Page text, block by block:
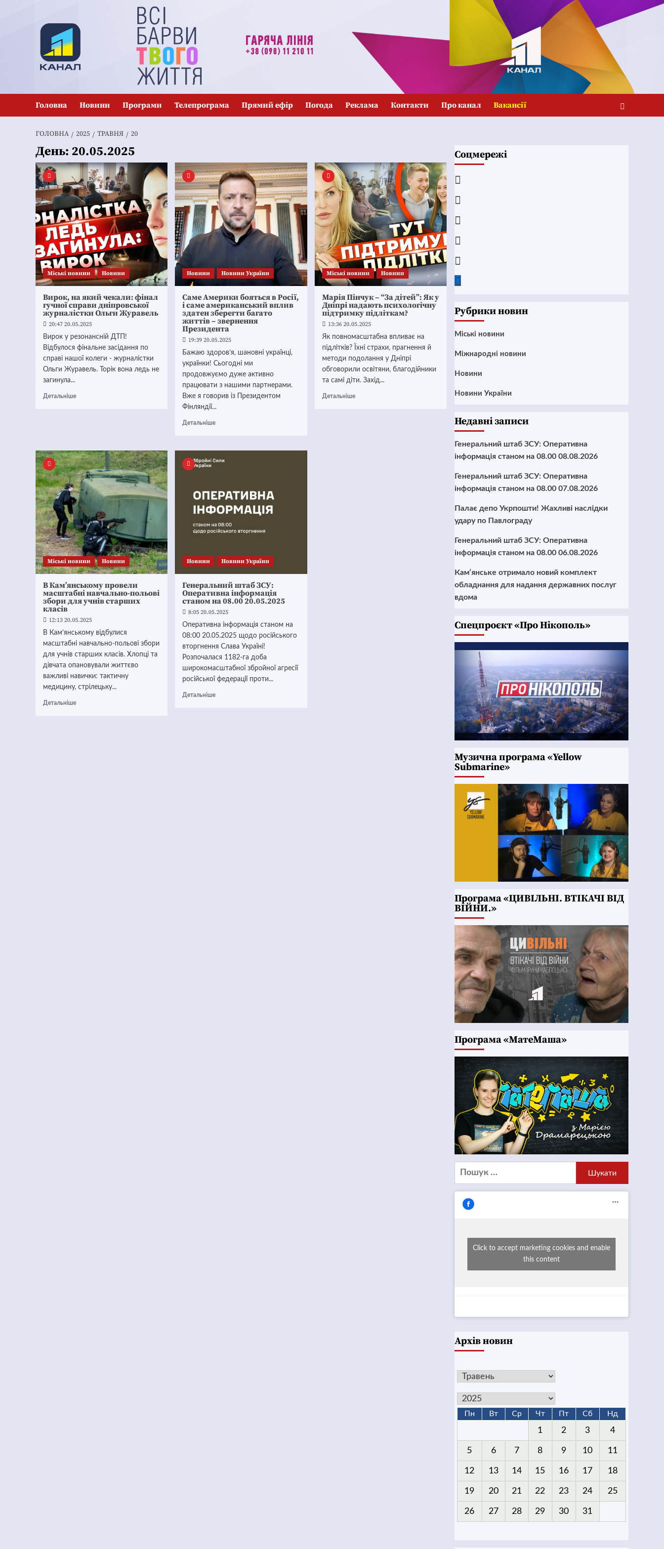
Головна Новини Програми Телепрограма Прямий ефір Погода Реклама Контакти Про канал Вакансії
ГОЛОВНА 2025 ТРАВНЯ 20
День: 20.05.2025
Mіські новини Новини
Вирок, на який чекали: фінал
гучної справи дніпровської
журналістки Ольги Журавель
20:47 20.05.2025
Вирок у резонансній ДТП!
Відбулося фінальне засідання по
справі нашої колеги - журналістки
Ольги Журавель. Торік вона ледь не
загинула...
Детальніше
Новини Новини України
Саме Америки бояться в Росії,
і саме американський вплив
здатен зберегти багато
життів – звернення
Президента
19:39 20.05.2025
Бажаю здоров’я, шановні українці,
українки! Сьогодні ми
продовжуємо дуже активно
працювати з нашими партнерами.
Вже я говорив із Президентом
Фінляндії...
Детальніше
Mіські новини Новини
Марія Пінчук – “За дітей”: Як у
Дніпрі надають психологічну
підтримку підліткам?
13:36 20.05.2025
Як повномасштабна впливає на
підлітків? Їхні страхи, прагнення й
методи подолання у Дніпрі
обговорили освітяни, благодійники
та самі діти. Захід...
Детальніше
Mіські новини Новини
В Кам’янському провели
масштабні навчально-польові
збори для учнів старших
класів
12:13 20.05.2025
В Кам’янському відбулися
масштабні навчально-польові збори
для учнів старших класів. Хлопці та
дівчата опановували життєво
важливі навички: тактичну
медицину, стрілецьку...
Детальніше
Новини Новини України
Генеральний штаб ЗСУ:
Оперативна інформація
станом на 08.00 20.05.2025
8:05 20.05.2025
Оперативна інформація станом на
08:00 20.05.2025 щодо російського
вторгнення Слава Україні!
Розпочалася 1182-га доба
широкомасштабної збройної агресії
російської федерації проти...
Детальніше
Соцмережі
Рубрики новин
Mіські новини
Міжнародні новини
Новини
Новини України
Недавні записи
Генеральний штаб ЗСУ: Оперативна
інформація станом на 08.00 08.08.2026
Генеральний штаб ЗСУ: Оперативна
інформація станом на 08.00 07.08.2026
Палає депо Укрпошти! Жахливі наслідки
удару по Павлограду
Генеральний штаб ЗСУ: Оперативна
інформація станом на 08.00 06.08.2026
Кам’янське отримало новий комплект
обладнання для надання державних послуг
вдома
Cпецпроєкт «Про Нікополь»
Музична програма «Yellow
Submarine»
Програма «ЦИВІЛЬНІ. ВТІКАЧІ ВІД
ВІЙНИ.»
Програма «МатеМаша»
Пошук:
Click to accept marketing cookies and enable
this content
Архів новин
Пн Вт Ср Чт Пт Сб Нд
1 2 3 4
5 6 7 8 9 10 11
12 13 14 15 16 17 18
19 20 21 22 23 24 25
26 27 28 29 30 31